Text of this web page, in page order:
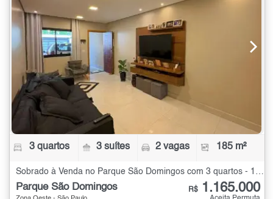
3 quartos 3 suítes 2 vagas 185 m²
Sobrado à Venda no Parque São Domingos com 3 quartos - 185 m²
Parque São Domingos R$ 1.165.000